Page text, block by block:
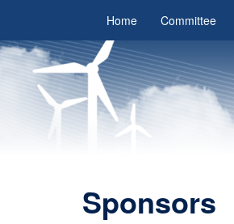
Home Committee
Sponsors